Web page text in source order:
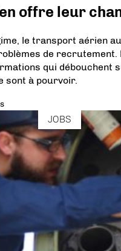
offre leur
le transport aérien
de recrutement.
qui
sont à pourvoir.
JOBS